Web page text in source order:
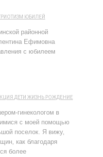
ЮБИЛЕЙ
районной
Ефимовна
с юбилеем
ДЕТИ ЖИЗНЬ РОЖДЕНИЕ
гинекологом в
с моей помощью
поселок. Я вижу,
как благодаря
более